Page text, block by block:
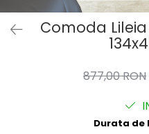
Comoda
877,00 RON
Durata de